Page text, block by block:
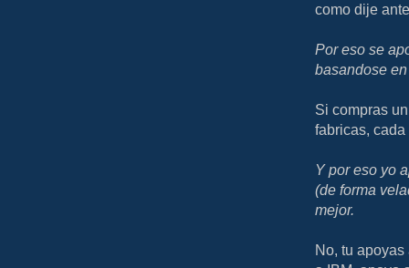
como dije
Por eso se
basandose
Si compras
fabricas,
Y por eso yo
(de forma
mejor.
No, tu